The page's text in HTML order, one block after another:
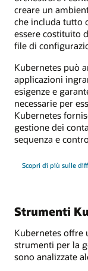
creare un
che includa tutto
essere costituito
file di
Kubernetes può
applicazioni
esigenze e
necessarie per
Kubernetes
gestione dei
sequenza e
Scopri di più sulle
Strumenti
Kubernetes offre
strumenti per la
sono analizzate